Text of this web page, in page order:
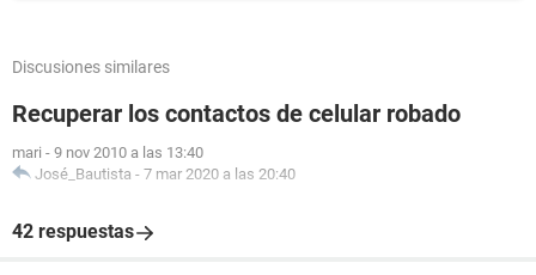
Discusiones similares
Recuperar los contactos de celular robado
mari - 9 nov 2010 a las 13:40
José_Bautista - 7 mar 2020 a las 20:40
42 respuestas